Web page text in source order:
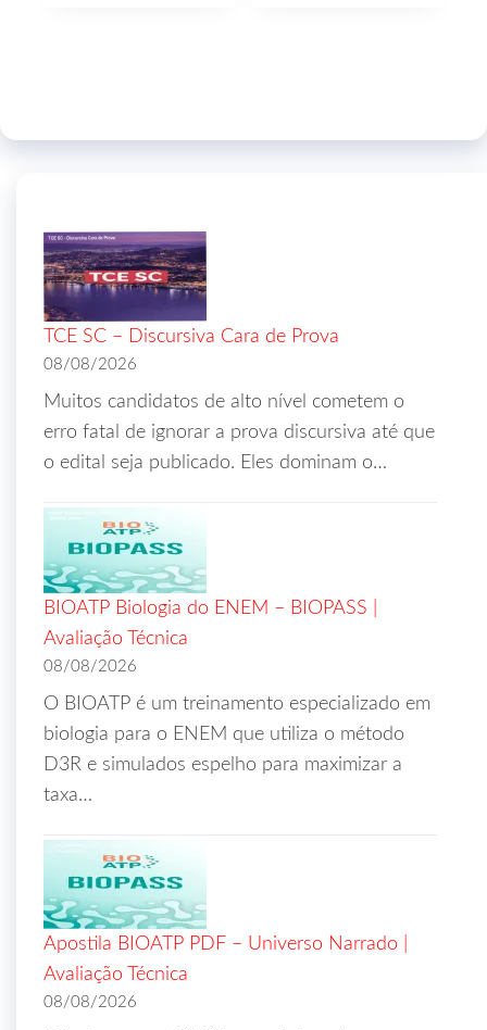
TCE SC – Discursiva Cara de Prova
08/08/2026
Muitos candidatos de alto nível cometem o
erro fatal de ignorar a prova discursiva até que
o edital seja publicado. Eles dominam o…
BIOATP Biologia do ENEM – BIOPASS |
Avaliação Técnica
08/08/2026
O BIOATP é um treinamento especializado em
biologia para o ENEM que utiliza o método
D3R e simulados espelho para maximizar a
taxa…
Apostila BIOATP PDF – Universo Narrado |
Avaliação Técnica
08/08/2026